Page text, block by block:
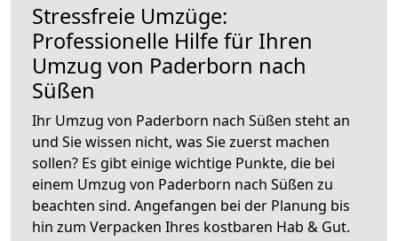
Stressfreie Umzüge:
Professionelle Hilfe für Ihren
Umzug von Paderborn nach
Süßen
Ihr Umzug von Paderborn nach Süßen steht an
und Sie wissen nicht, was Sie zuerst machen
sollen? Es gibt einige wichtige Punkte, die bei
einem Umzug von Paderborn nach Süßen zu
beachten sind. Angefangen bei der Planung bis
hin zum Verpacken Ihres kostbaren Hab & Gut.